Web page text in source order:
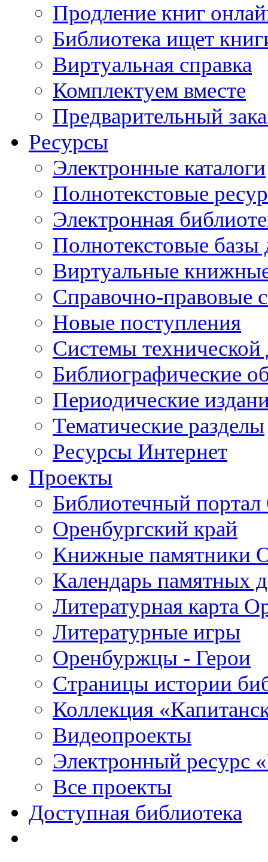
Продление книг
Библиотека ищет
Виртуальная справка
Комплектуем вместе
Предварительный
Ресурсы
Электронные каталоги
Полнотекстовые
Электронная
Полнотекстовые
Виртуальные
Справочно-правовые
Новые поступления
Cистемы
Библиографические
Периодические
Тематические разделы
Ресурсы Интернет
Проекты
Библиотечный портал
Оренбургский край
Книжные памятники
Календарь памятных
Литературная карта
Литературные игры
Оренбуржцы - Герои
Страницы истории
Коллекция
Видеопроекты
Электронный ресурс
Все проекты
Доступная библиотека